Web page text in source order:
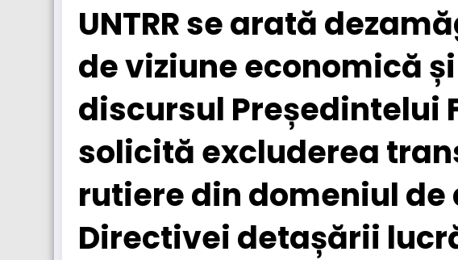
UNTRR se arată
de viziune economică
discursul Președintelui
solicită excluderea
rutiere din domeniul de
Directivei detașării